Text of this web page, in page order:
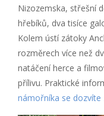
Nizozemska, střešní
hřebíků, dva tisíce
Kolem ústí zátoky
rozměrech více než
natáčení herce a
přílivu. Praktické
námořníka se dozvíte